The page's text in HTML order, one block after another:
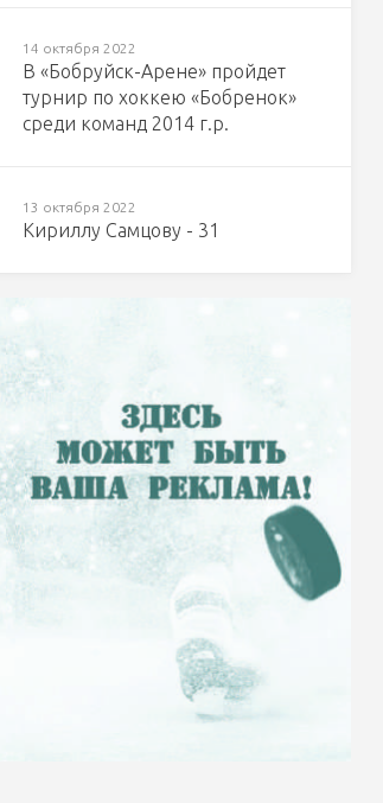
14 октября 2022
В «Бобруйск-Арене» пройдет
турнир по хоккею «Бобренок»
среди команд 2014 г.р.
13 октября 2022
Кириллу Самцову - 31